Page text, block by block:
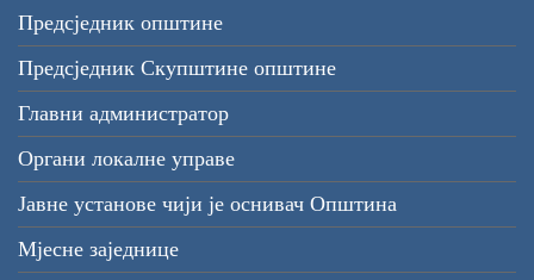
Предсједник општине
Предсједник Скупштине општине
Главни администратор
Органи локалне управе
Јавне установе чији је оснивач Општина
Мјесне заједнице